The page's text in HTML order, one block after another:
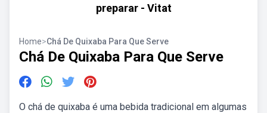
preparar - Vitat
Home>Chá De Quixaba Para Que Serve
Chá De Quixaba Para Que Serve
O chá de quixaba é uma bebida tradicional em algumas